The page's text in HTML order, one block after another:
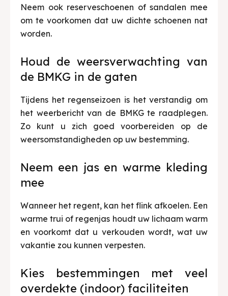
Neem ook reserveschoenen of sandalen mee
om te voorkomen dat uw dichte schoenen nat
worden.
Houd de weersverwachting van
de BMKG in de gaten
Tijdens het regenseizoen is het verstandig om
het weerbericht van de BMKG te raadplegen.
Zo kunt u zich goed voorbereiden op de
weersomstandigheden op uw bestemming.
Neem een jas en warme kleding
mee
Wanneer het regent, kan het flink afkoelen. Een
warme trui of regenjas houdt uw lichaam warm
en voorkomt dat u verkouden wordt, wat uw
vakantie zou kunnen verpesten.
Kies bestemmingen met veel
overdekte (indoor) faciliteiten